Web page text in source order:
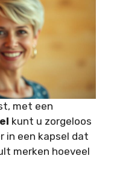
met een
kunt u zorgeloos
in een kapsel dat
merken hoeveel